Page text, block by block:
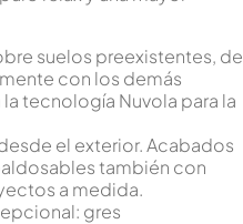
suelos preexistentes, de
con los demás
tecnología Nuvola para la
el exterior. Acabados
también con
a medida.
gres